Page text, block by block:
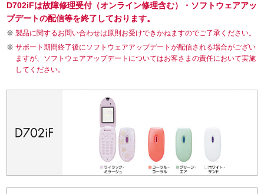
D702iFは故障修理受付（オンライン修理含む）・ソフトウェアアッ
プデートの配信等を終了しております。
製品に関するお問い合わせは原則お受けできかねますのでご了承ください。
サポート期間終了後にソフトウェアアップデートが配信される場合がござい
ますが、ソフトウェアアップデートについてはお客さまの責任において実施
してください。